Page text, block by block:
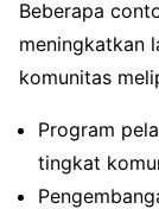
Beberapa
meningkatkan
komunitas
Program
tingkat